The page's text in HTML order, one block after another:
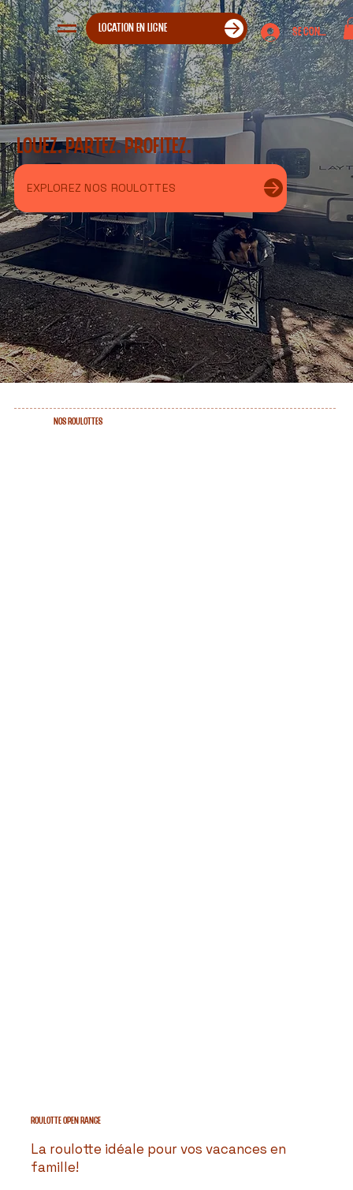
LOCATION EN LIGNE Se connecter
Louez. Partez. Profitez.
EXPLOREZ NOS ROULOTTES
NOS ROULOTTES
ROULOTTE OPEN RANGE
La roulotte idéale pour vos vacances en
famille!